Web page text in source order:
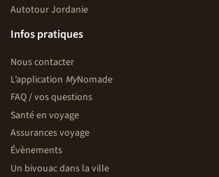
Autotour Jordanie
Infos pratiques
Nous contacter
L’application MyNomade
FAQ / vos questions
Santé en voyage
Assurances voyage
Évènements
Un bivouac dans la ville